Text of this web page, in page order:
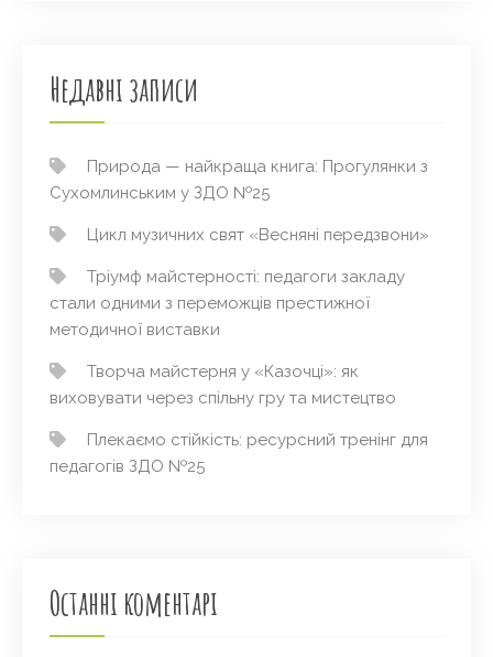
Недавні записи
Природа — найкраща книга: Прогулянки з
Сухомлинським у ЗДО №25
Цикл музичних свят «Весняні передзвони»
Тріумф майстерності: педагоги закладу
стали одними з переможців престижної
методичної виставки
Творча майстерня у «Казочці»: як
виховувати через спільну гру та мистецтво
Плекаємо стійкість: ресурсний тренінг для
педагогів ЗДО №25
Останні коментарі